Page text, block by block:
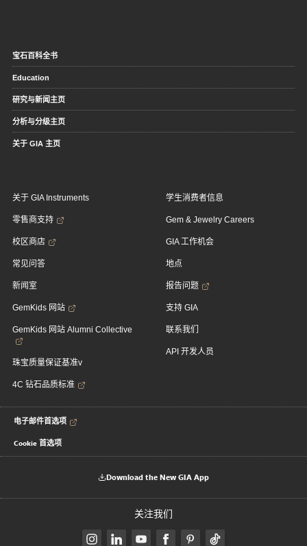
宝石百科全书
Education
研究与新闻主页
分析与分级主页
关于 GIA 主页
关于 GIA Instruments
零售商支持
校区商店
常见问答
新闻室
GemKids 网站
GemKids 网站 Alumni Collective
珠宝质量保证基准v
4C 钻石品质标准
学生消费者信息
Gem & Jewelry Careers
GIA 工作机会
地点
报告问题
支持 GIA
联系我们
API 开发人员
电子邮件首选项
Cookie 首选项
Download the New GIA App
关注我们